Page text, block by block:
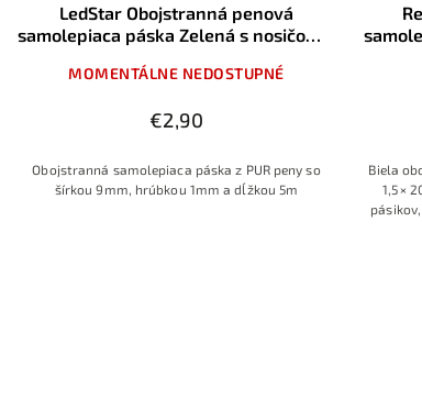
LedStar Obojstranná penová
samolepiaca páska Zelená s nosičom z
MOMENTÁLNE NEDOSTUPNÉ
€2,90
Obojstranná samolepiaca páska z PUR peny so
šírkou 9mm, hrúbkou 1mm a dĺžkou 5m
Biela
1,5 ×